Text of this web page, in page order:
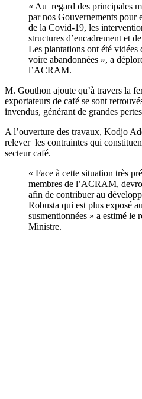
« Au regard des principales
par nos Gouvernements pour
de la Covid-19, les
structures d’encadrement et
Les plantations ont été
voire abandonnées », a
l’ACRAM.
M. Gouthon ajoute qu’à travers la
exportateurs de café se sont
invendus, générant de grandes
A l’ouverture des travaux, Kodjo
relever les contraintes qui
secteur café.
« Face à cette situation très
membres de l’ACRAM,
afin de contribuer au
Robusta qui est plus exposé
susmentionnées » a estimé le
Ministre.